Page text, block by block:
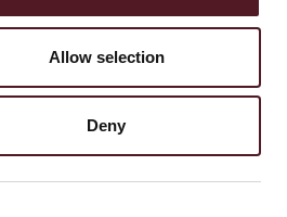
Allow selection
Deny